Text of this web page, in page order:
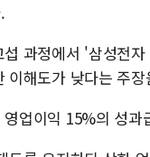
과정에서 '삼성전
이해도가 낮다는 주
업이익 15%의 성